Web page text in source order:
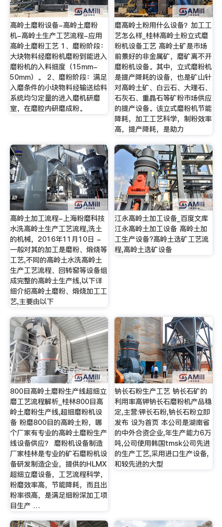
高岭土磨粉设备-高岭土磨粉
机-高岭土生产工艺流程-应用
高岭土磨粉工艺 1、磨粉阶段：
大块物料经磨粉机磨粉到能进入
磨粉机的入料细度（15mm-
50mm）。 2、磨粉阶段：满足
入磨条件的小块物料经输送给料
系统均匀定量的进入磨机研磨
室，在磨腔内研磨成粉。
磨高岭土粉用什么设备？加工工
艺怎么样_桂林高岭土粉立式磨
粉机设备工艺 高岭土矿是市场
前景好的非金属矿，磨矿离不开
磨粉机设备。其中，立式磨粉机
是提产降耗的设备，也是矿山针
对高岭土矿、白云石、大理石、
石灰石、重晶石等矿粉市场供应
的提产设备。该立式磨粉机节能
降耗，加工工艺科学，制粉效率
高，提产降耗，是助力
高岭土加工流程-上海粉磨科技
水洗高岭土生产工艺流程,洗土
的机械，2016年11月10日 -
一般对其的加工是磨粉、煅烧等
工艺,不同的高岭土水洗高岭土
生产工艺流程、回转窑等设备组
成完整的高岭土生产线,以下详
细介绍高岭土磨粉、煅烧加工工
艺,主要由以下
江永高岭土加工设备_百度文库
江永高岭土加工设备 高岭土加
工生产设备?高岭土选矿工艺流
程,高岭土选矿设备
800目高岭土磨粉生产线超细立
磨工艺流程解析_桂林800目高
岭土磨粉生产线,超细磨粉机设
备 粉磨800目的高岭土粉，哪
个厂家有专业的高岭土磨粉生产
线设备供应？ 磨粉机设备制造
厂家桂林是专业的矿石磨粉机设
备研发制造企业，提供的HLMX
超细立磨设备，工艺流程科学，
粉磨效率高，节能降耗，而且出
粉率很高，是满足细粉深加工项
目生产 …
钠长石粉生产工艺 钠长石矿的
利用率高钾钠长石磨粉机产品稳
定,主营:钾长石粉,钠长石粉立即
发布 设为首页 本公司是湖南省
的中外合资企业,年生产能力6万
吨,公司使用韩国tmsk公司先进
的生产工艺,采用进口生产设备,
和较先进的大型